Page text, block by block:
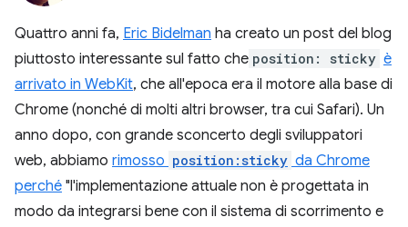
Quattro anni fa, Eric Bidelman ha creato un post del blog
piuttosto interessante sul fatto che position: sticky è
arrivato in WebKit, che all'epoca era il motore alla base di
Chrome (nonché di molti altri browser, tra cui Safari). Un
anno dopo, con grande sconcerto degli sviluppatori
web, abbiamo rimosso position:sticky da Chrome
perché "l'implementazione attuale non è progettata in
modo da integrarsi bene con il sistema di scorrimento e